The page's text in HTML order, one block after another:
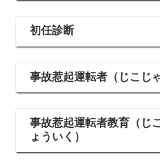
初任診断
事故惹起運転者（じこじ
事故惹起運転者教育（じ
ょういく）